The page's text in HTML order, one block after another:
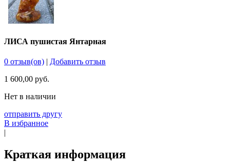
ЛИСА пушистая Янтарная
0 отзыв(ов) | Добавить отзыв
1 600,00 руб.
Нет в наличии
отправить другу
В избранное
|
Краткая информация